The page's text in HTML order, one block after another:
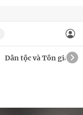
Dân tộc và Tôn giáo